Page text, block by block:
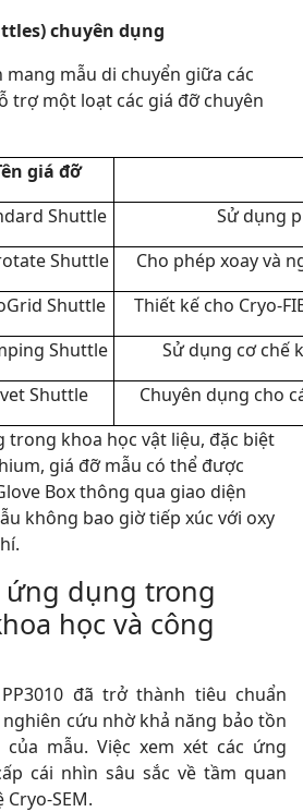
chuyên dụng
mang mẫu di chuyển giữa các
trợ một loạt các giá đỡ chuyên
giá đỡ
Shuttle
Sử dụng
Shuttle
Cho phép xoay và
Shuttle
Thiết kế cho Cryo-
Shuttle
Sử dụng cơ chế
Shuttle
Chuyên dụng cho
trong khoa học vật liệu, đặc biệt
giá đỡ mẫu có thể được
Box thông qua giao diện
không bao giờ tiếp xúc với oxy
ứng dụng trong
học và công
đã trở thành tiêu chuẩn
cứu nhờ khả năng bảo tồn
mẫu. Việc xem xét các ứng
cái nhìn sâu sắc về tầm quan
SEM.